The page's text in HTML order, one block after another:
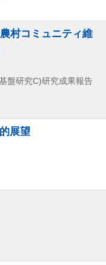
村コミュニティ維
盤研究C)研究成果報告
展望